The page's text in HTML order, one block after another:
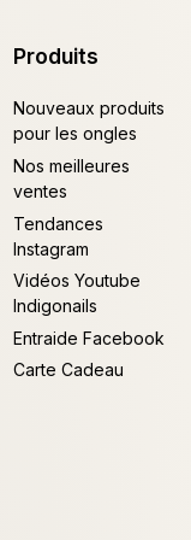
Produits
Nouveaux produits
pour les ongles
Nos meilleures
ventes
Tendances
Instagram
Vidéos Youtube
Indigonails
Entraide Facebook
Carte Cadeau